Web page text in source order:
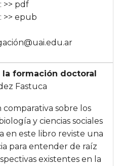
>> pdf
>> epub
la formación doctoral
Fastuca
comparativa sobre los
y ciencias sociales
en este libro reviste una
para entender de raíz
existentes en la